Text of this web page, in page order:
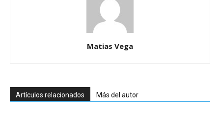
Matias Vega
Artículos relacionados Más del autor